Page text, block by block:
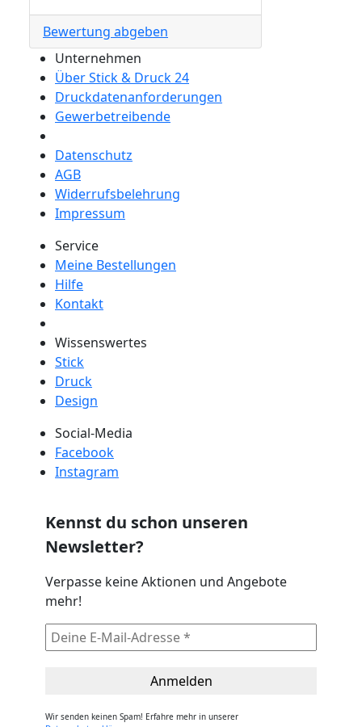
Bewertung abgeben
Unternehmen
Über Stick & Druck 24
Druckdatenanforderungen
Gewerbetreibende
Datenschutz
AGB
Widerrufsbelehrung
Impressum
Service
Meine Bestellungen
Hilfe
Kontakt
Wissenswertes
Stick
Druck
Design
Social-Media
Facebook
Instagram
Kennst du schon unseren
Newsletter?
Verpasse keine Aktionen und Angebote
mehr!
Wir senden keinen Spam! Erfahre mehr in unserer